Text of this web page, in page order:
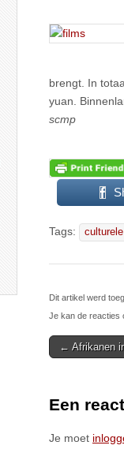
brengt. In
yuan.
scmp
Tags:
Dit artikel werd
Je kan de reacties
Post
← Afrikanen
Een
Je moet